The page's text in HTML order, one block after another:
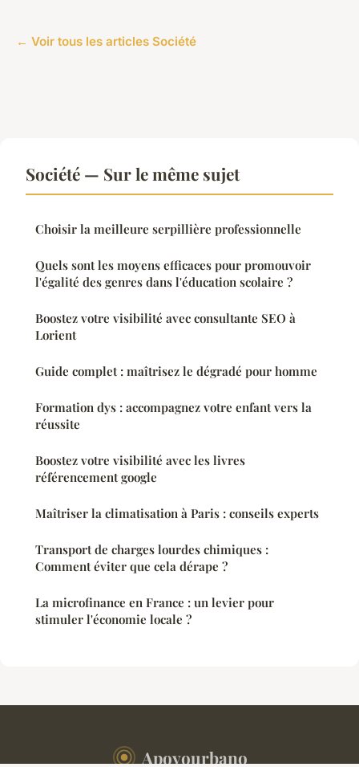
← Voir tous les articles Société
Société — Sur le même sujet
Choisir la meilleure serpillière professionnelle
Quels sont les moyens efficaces pour promouvoir
l'égalité des genres dans l'éducation scolaire ?
Boostez votre visibilité avec consultante SEO à
Lorient
Guide complet : maîtrisez le dégradé pour homme
Formation dys : accompagnez votre enfant vers la
réussite
Boostez votre visibilité avec les livres
référencement google
Maîtriser la climatisation à Paris : conseils experts
Transport de charges lourdes chimiques :
Comment éviter que cela dérape ?
La microfinance en France : un levier pour
stimuler l'économie locale ?
Apoyourbano